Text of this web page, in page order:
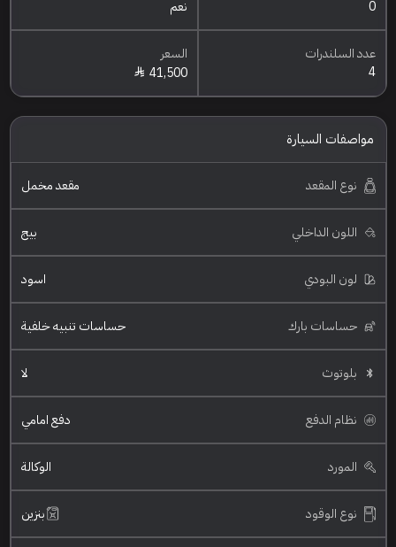
0
نعم
عدد السلندرات
4
السعر
41,500
مواصفات السيارة
نوع المقعد مقعد مخمل
اللون الداخلي بيج
لون البودي اسود
حساسات بارك حساسات تنبيه خلفية
بلوتوث لا
نظام الدفع دفع امامي
المورد الوكالة
نوع الوقود بنزين